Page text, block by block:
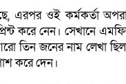
এরপর ওই কর্মকর্তা
করে নেন। সেখানে
তিন জনের নাম লেখা
করে দেন।